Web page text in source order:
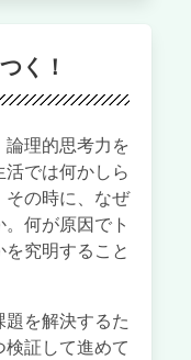
く！
理的思考力を
では何かしら
その時に、なぜ
何が原因でト
究明すること
を解決するた
証して進めて